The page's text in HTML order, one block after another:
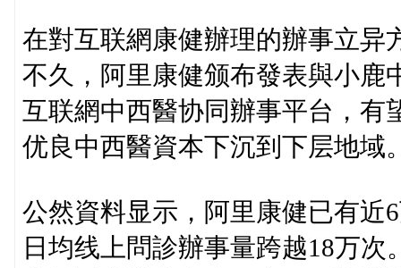
在對互联網康健辦理的辦事立异
不久，阿里康健颁布發表與小鹿
互联網中西醫协同辦事平台，有
优良中西醫資本下沉到下层地域
公然資料显示，阿里康健已有近
日均线上問診辦事量跨越18万